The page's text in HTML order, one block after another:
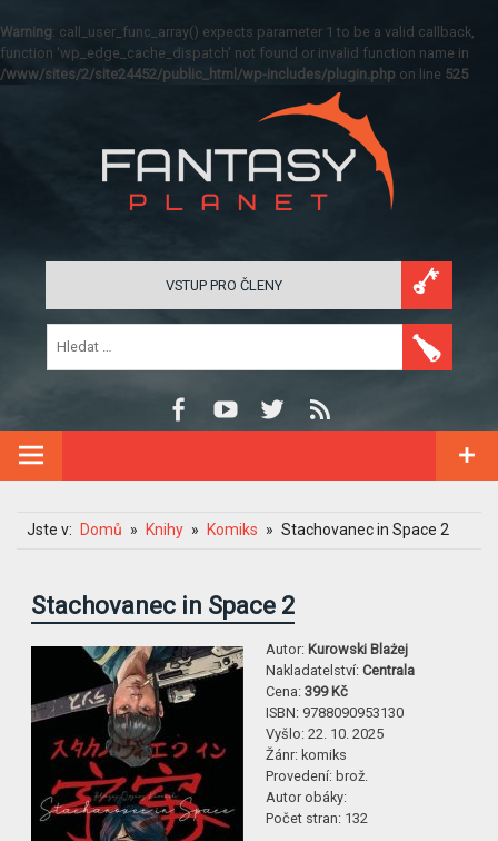
Warning: call_user_func_array() expects parameter 1 to be a valid callback,
function 'wp_edge_cache_dispatch' not found or invalid function name in
/www/sites/2/site24452/public_html/wp-includes/plugin.php on line 525
VSTUP PRO ČLENY
Jste v: Domů Knihy Komiks Stachovanec in Space 2
Stachovanec in Space 2
Autor:Kurowski Blażej
Nakladatelství:Centrala
Cena:399 Kč
ISBN: 9788090953130
Vyšlo:22. 10. 2025
Žánr:komiks
Provedení:brož.
Autor obáky:
Počet stran: 132